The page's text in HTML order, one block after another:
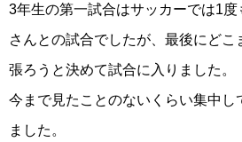
3年生の第一試合はサッカーでは1度
さんとの試合でしたが、最後にど
張ろうと決めて試合に入りました。
今まで見たことのないくらい集中し
ました。